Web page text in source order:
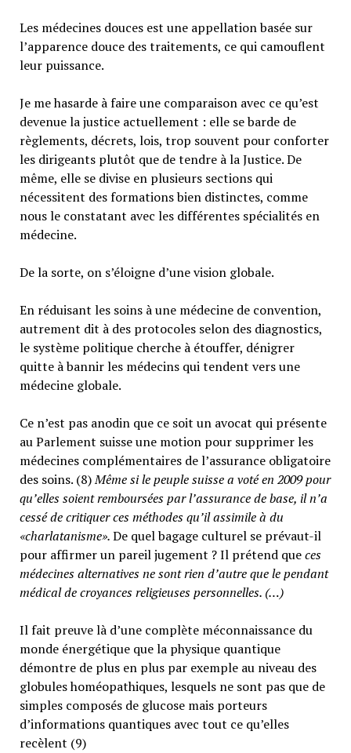
Les médecines douces est une appellation basée sur
l’apparence douce des traitements, ce qui camouflent
leur puissance.
Je me hasarde à faire une comparaison avec ce qu’est
devenue la justice actuellement : elle se barde de
règlements, décrets, lois, trop souvent pour conforter
les dirigeants plutôt que de tendre à la Justice. De
même, elle se divise en plusieurs sections qui
nécessitent des formations bien distinctes, comme
nous le constatant avec les différentes spécialités en
médecine.
De la sorte, on s’éloigne d’une vision globale.
En réduisant les soins à une médecine de convention,
autrement dit à des protocoles selon des diagnostics,
le système politique cherche à étouffer, dénigrer
quitte à bannir les médecins qui tendent vers une
médecine globale.
Ce n’est pas anodin que ce soit un avocat qui présente
au Parlement suisse une motion pour supprimer les
médecines complémentaires de l’assurance obligatoire
des soins. (8)Même si le peuple suisse a voté en 2009 pour
qu’elles soient remboursées par l’assurance de base, il n’a
cessé de critiquer ces méthodes qu’il assimile à du
«charlatanisme».De quel bagage culturel se prévaut-il
pour affirmer un pareil jugement ? Il prétend queces
médecines alternatives ne sont rien d’autre que le pendant
médical de croyances religieuses personnelles. (…)
Il fait preuve là d’une complète méconnaissance du
monde énergétique que la physique quantique
démontre de plus en plus par exemple au niveau des
globules homéopathiques, lesquels ne sont pas que de
simples composés de glucose mais porteurs
d’informations quantiques avec tout ce qu’elles
recèlent (9)